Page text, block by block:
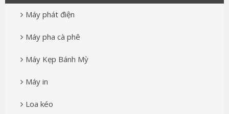
Máy phát điện
Máy pha cà phê
Máy Kẹp Bánh Mỳ
Máy in
Loa kéo